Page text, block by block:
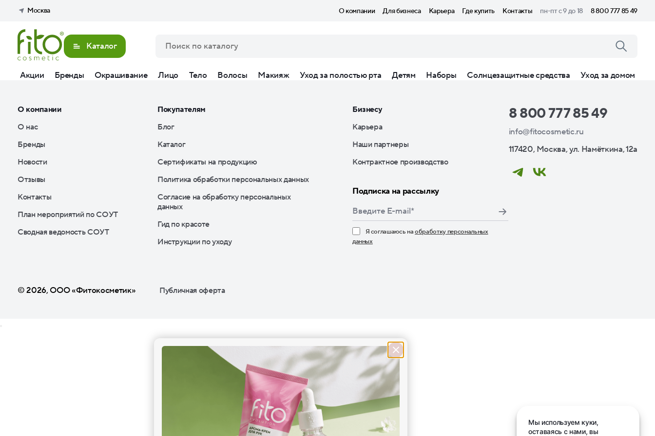
Москва О компании Для бизнеса Карьера Где купить Контакты пн-пт с 9 до 18 8 800 777 85 49
Каталог
Акции Бренды Окрашивание Лицо Тело Волосы Макияж Уход за полостью рта Детям Наборы Солнцезащитные средства Уход за домом
О компании
О нас
Бренды
Новости
Отзывы
Контакты
План мероприятий по СОУТ
Сводная ведомость СОУТ
Покупателям
Блог
Каталог
Сертификаты на продукцию
Политика обработки персональных данных
Согласие на обработку персональных
данных
Гид по красоте
Инструкции по уходу
Бизнесу
Карьера
Наши партнеры
Контрактное производство
Подписка на рассылку
Я соглашаюсь наобработку персональных
данных
8 800 777 85 49
info@fitocosmetic.ru
117420, Москва, ул. Намёткина, 12а
© 2026, ООО «Фитокосметик» Публичная оферта
Выгодные предложения
Мы используем куки,
оставаясь с нами, вы